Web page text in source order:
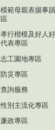
模範母親表揚事
區
孝行楷模及好人
代表專區
志工園地專區
防災專區
查詢服務
性別主流化專區
廉政專區